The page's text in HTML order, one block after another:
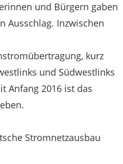
und Bürgern gaben
Ausschlag. Inzwischen
kurz
und Südwestlinks
Anfang 2016 ist das
Stromnetzausbau